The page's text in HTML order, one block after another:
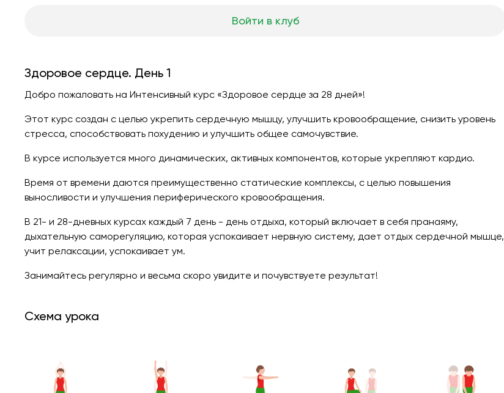
Войти в клуб
Здоровое сердце. День 1
Добро пожаловать на Интенсивный курс «Здоровое сердце за 28 дней»!
Этот курс создан с целью укрепить сердечную мышцу, улучшить кровообращение, снизить уровень
стресса, способствовать похудению и улучшить общее самочувствие.
В курсе используется много динамических, активных компонентов, которые укрепляют кардио.
Время от времени даются преимущественно статические комплексы, с целью повышения
выносливости и улучшения периферического кровообращения.
В 21- и 28-дневных курсах каждый 7 день - день отдыха, который включает в себя пранаяму,
дыхательную саморегуляцию, которая успокаивает нервную систему, дает отдых сердечной мышце,
учит релаксации, успокаивает ум.
Занимайтесь регулярно и весьма скоро увидите и почувствуете результат!
Схема урока